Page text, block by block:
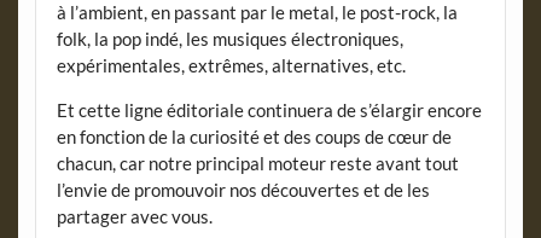
à l’ambient, en passant par le metal, le post-rock, la
folk, la pop indé, les musiques électroniques,
expérimentales, extrêmes, alternatives, etc.
Et cette ligne éditoriale continuera de s’élargir encore
en fonction de la curiosité et des coups de cœur de
chacun, car notre principal moteur reste avant tout
l’envie de promouvoir nos découvertes et de les
partager avec vous.